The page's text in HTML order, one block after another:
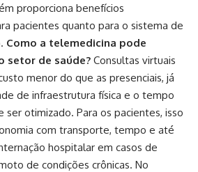
proporciona benefícios
pacientes quanto para o sistema de
Como a telemedicina pode
setor de saúde? Consultas virtuais
menor do que as presenciais, já
de infraestrutura física e o tempo
otimizado. Para os pacientes, isso
com transporte, tempo e até
hospitalar em casos de
de condições crônicas. No